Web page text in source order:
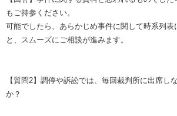
もご持参ください。
可能でしたら、あらかじめ事件に関して時系列表
と、スムーズにご相談が進みます。
【質問2】調停や訴訟では、毎回裁判所に出席し
か？